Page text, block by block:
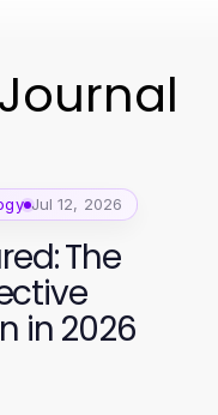
Jul 12, 2026
The
in 2026